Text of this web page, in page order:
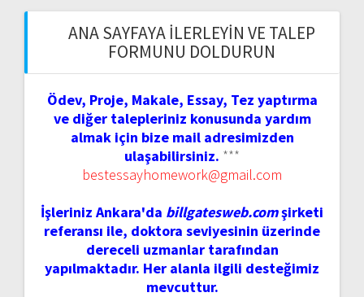
ANA SAYFAYA İLERLEYIN VE TALEP
FORMUNU DOLDURUN
Ödev, Proje, Makale, Essay, Tez yaptırma
ve diğer talepleriniz konusunda yardım
almak için bize mail adresimizden
ulaşabilirsiniz. ***
bestessayhomework@gmail.com
İşleriniz Ankara'da billgatesweb.comşirketi
referansı ile, doktora seviyesinin üzerinde
dereceli uzmanlar tarafından
yapılmaktadır. Her alanla ilgili desteğimiz
mevcuttur.